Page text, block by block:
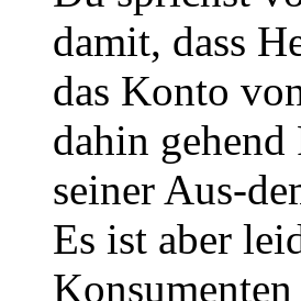
damit, dass
das Konto
dahin
seiner Aus-
Es ist aber